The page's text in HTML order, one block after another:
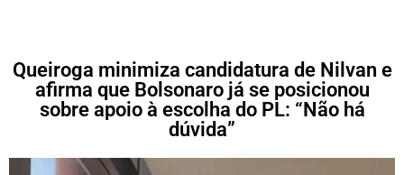
Queiroga minimiza candidatura de Nilvan e
afirma que Bolsonaro já se posicionou
sobre apoio à escolha do PL: “Não há
dúvida”